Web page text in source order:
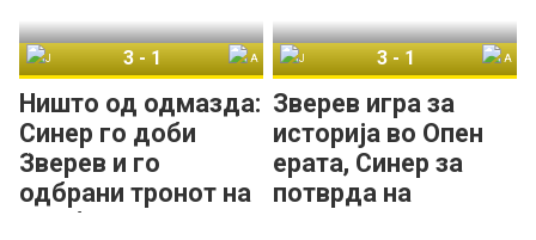
Ништо од одмазда:
Синер го доби
Зверев и го
одбрани тронот на
Вимблдон!
3- 1
Зверев игра за
историја во Опен
ерата, Синер за
потврда на
3 - 1